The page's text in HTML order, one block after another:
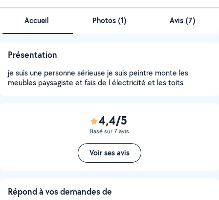
Accueil Photos (1) Avis (7)
Présentation
je suis une personne sérieuse je suis peintre monte les
meubles paysagiste et fais de l électricité et les toits
4,4/5
Basé sur 7 avis
Voir ses avis
Répond à vos demandes de